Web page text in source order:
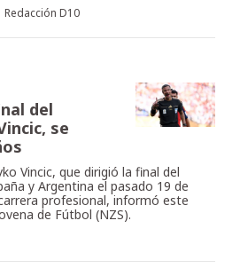
Redacción D10
del
se
Vincic, que dirigió la final del
y Argentina el pasado 19 de
profesional, informó este
de Fútbol (NZS).